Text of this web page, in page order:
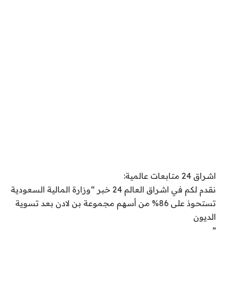
اشراق 24 متابعات عالمية:
نقدم لكم في اشراق العالم 24 خبر “وزارة المالية السعودية
تستحوذ على 86% من أسهم مجموعة بن لادن بعد تسوية
الديون
”